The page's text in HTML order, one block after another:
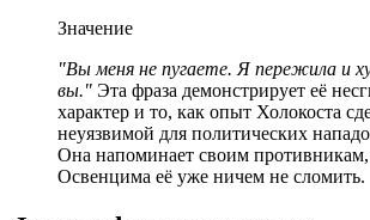
Значение
"Вы меня не пугаете. Я пережила и
вы." Эта фраза демонстрирует её
характер и то, как опыт Холокоста
неуязвимой для политических
Она напоминает своим противникам,
Освенцима её уже ничем не сломить.